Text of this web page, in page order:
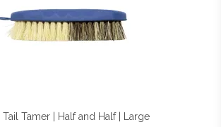
Tail Tamer | Half and Half | Large